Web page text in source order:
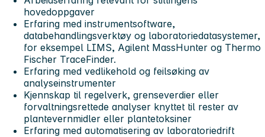
hovedoppgaver
Erfaring med instrumentsoftware,
databehandlingsverktøy og laboratoriedatasystemer,
for eksempel LIMS, Agilent MassHunter og Thermo
Fischer TraceFinder.
Erfaring med vedlikehold og feilsøking av
analyseinstrumenter
Kjennskap til regelverk, grenseverdier eller
forvaltningsrettede analyser knyttet til rester av
plantevernmidler eller plantetoksiner
Erfaring med automatisering av laboratoriedrift